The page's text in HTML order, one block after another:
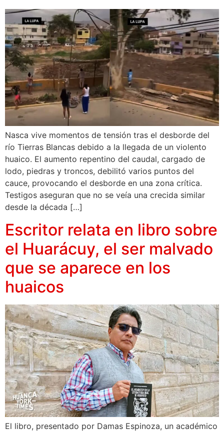
Nasca vive momentos de tensión tras el desborde del
río Tierras Blancas debido a la llegada de un violento
huaico. El aumento repentino del caudal, cargado de
lodo, piedras y troncos, debilitó varios puntos del
cauce, provocando el desborde en una zona crítica.
Testigos aseguran que no se veía una crecida similar
desde la década […]
Escritor relata en libro sobre
el Huarácuy, el ser malvado
que se aparece en los
huaicos
El libro, presentado por Damas Espinoza, un académico